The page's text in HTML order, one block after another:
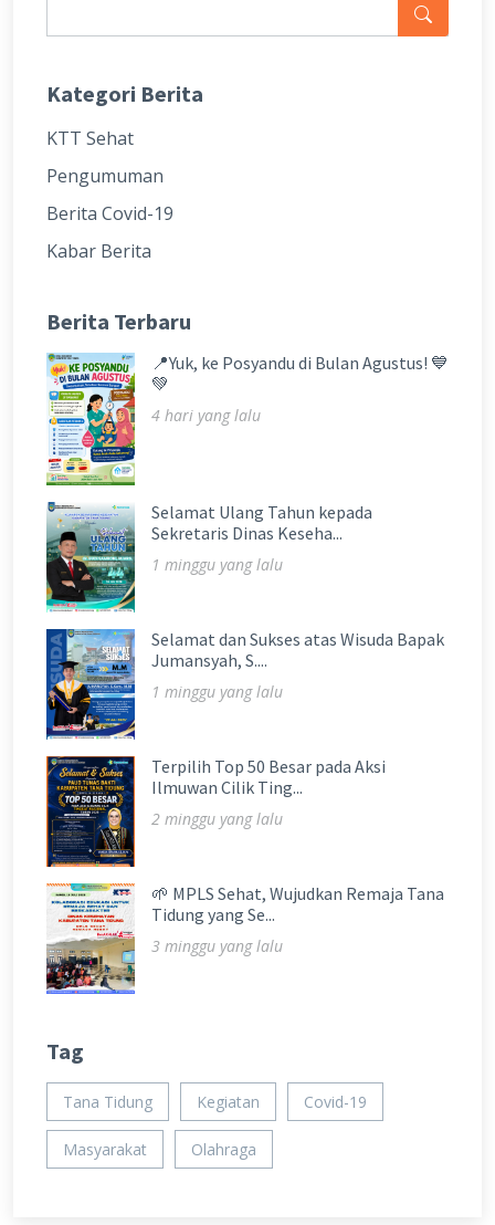
Kategori Berita
KTT Sehat
Pengumuman
Berita Covid-19
Kabar Berita
Berita Terbaru
📍Yuk, ke Posyandu di Bulan Agustus! 💙
💚
4 hari yang lalu
Selamat Ulang Tahun kepada
Sekretaris Dinas Keseha...
1 minggu yang lalu
Selamat dan Sukses atas Wisuda Bapak
Jumansyah, S....
1 minggu yang lalu
Terpilih Top 50 Besar pada Aksi
Ilmuwan Cilik Ting...
2 minggu yang lalu
🌱 MPLS Sehat, Wujudkan Remaja Tana
Tidung yang Se...
3 minggu yang lalu
Tag
Tana Tidung Kegiatan Covid-19
Masyarakat Olahraga